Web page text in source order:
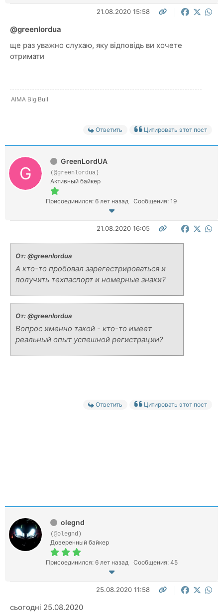
21.08.2020 15:58
@greenlordua
ще раз уважно слухаю, яку відповідь ви хочете
отримати
AIMA Big Bull
Ответить Цитировать этот пост
GreenLordUA
(@greenlordua)
Активный байкер
Присоединился: 6 лет назад Сообщения: 19
21.08.2020 16:05
От:@greenlordua
А кто-то пробовал зарегестрироваться и
получить техпаспорт и номерные знаки?
От:@greenlordua
Вопрос именно такой - кто-то имеет
реальный опыт успешной регистрации?
Ответить Цитировать этот пост
olegnd
(@olegnd)
Доверенный байкер
Присоединился: 6 лет назад Сообщения: 45
25.08.2020 11:58
сьогодні 25.08.2020